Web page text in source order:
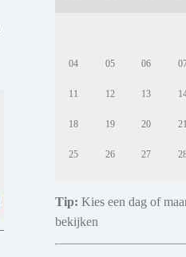
04 05 06
11 12 13
18 19 20 21
25 26 27
Tip: Kies een dag of
bekijken